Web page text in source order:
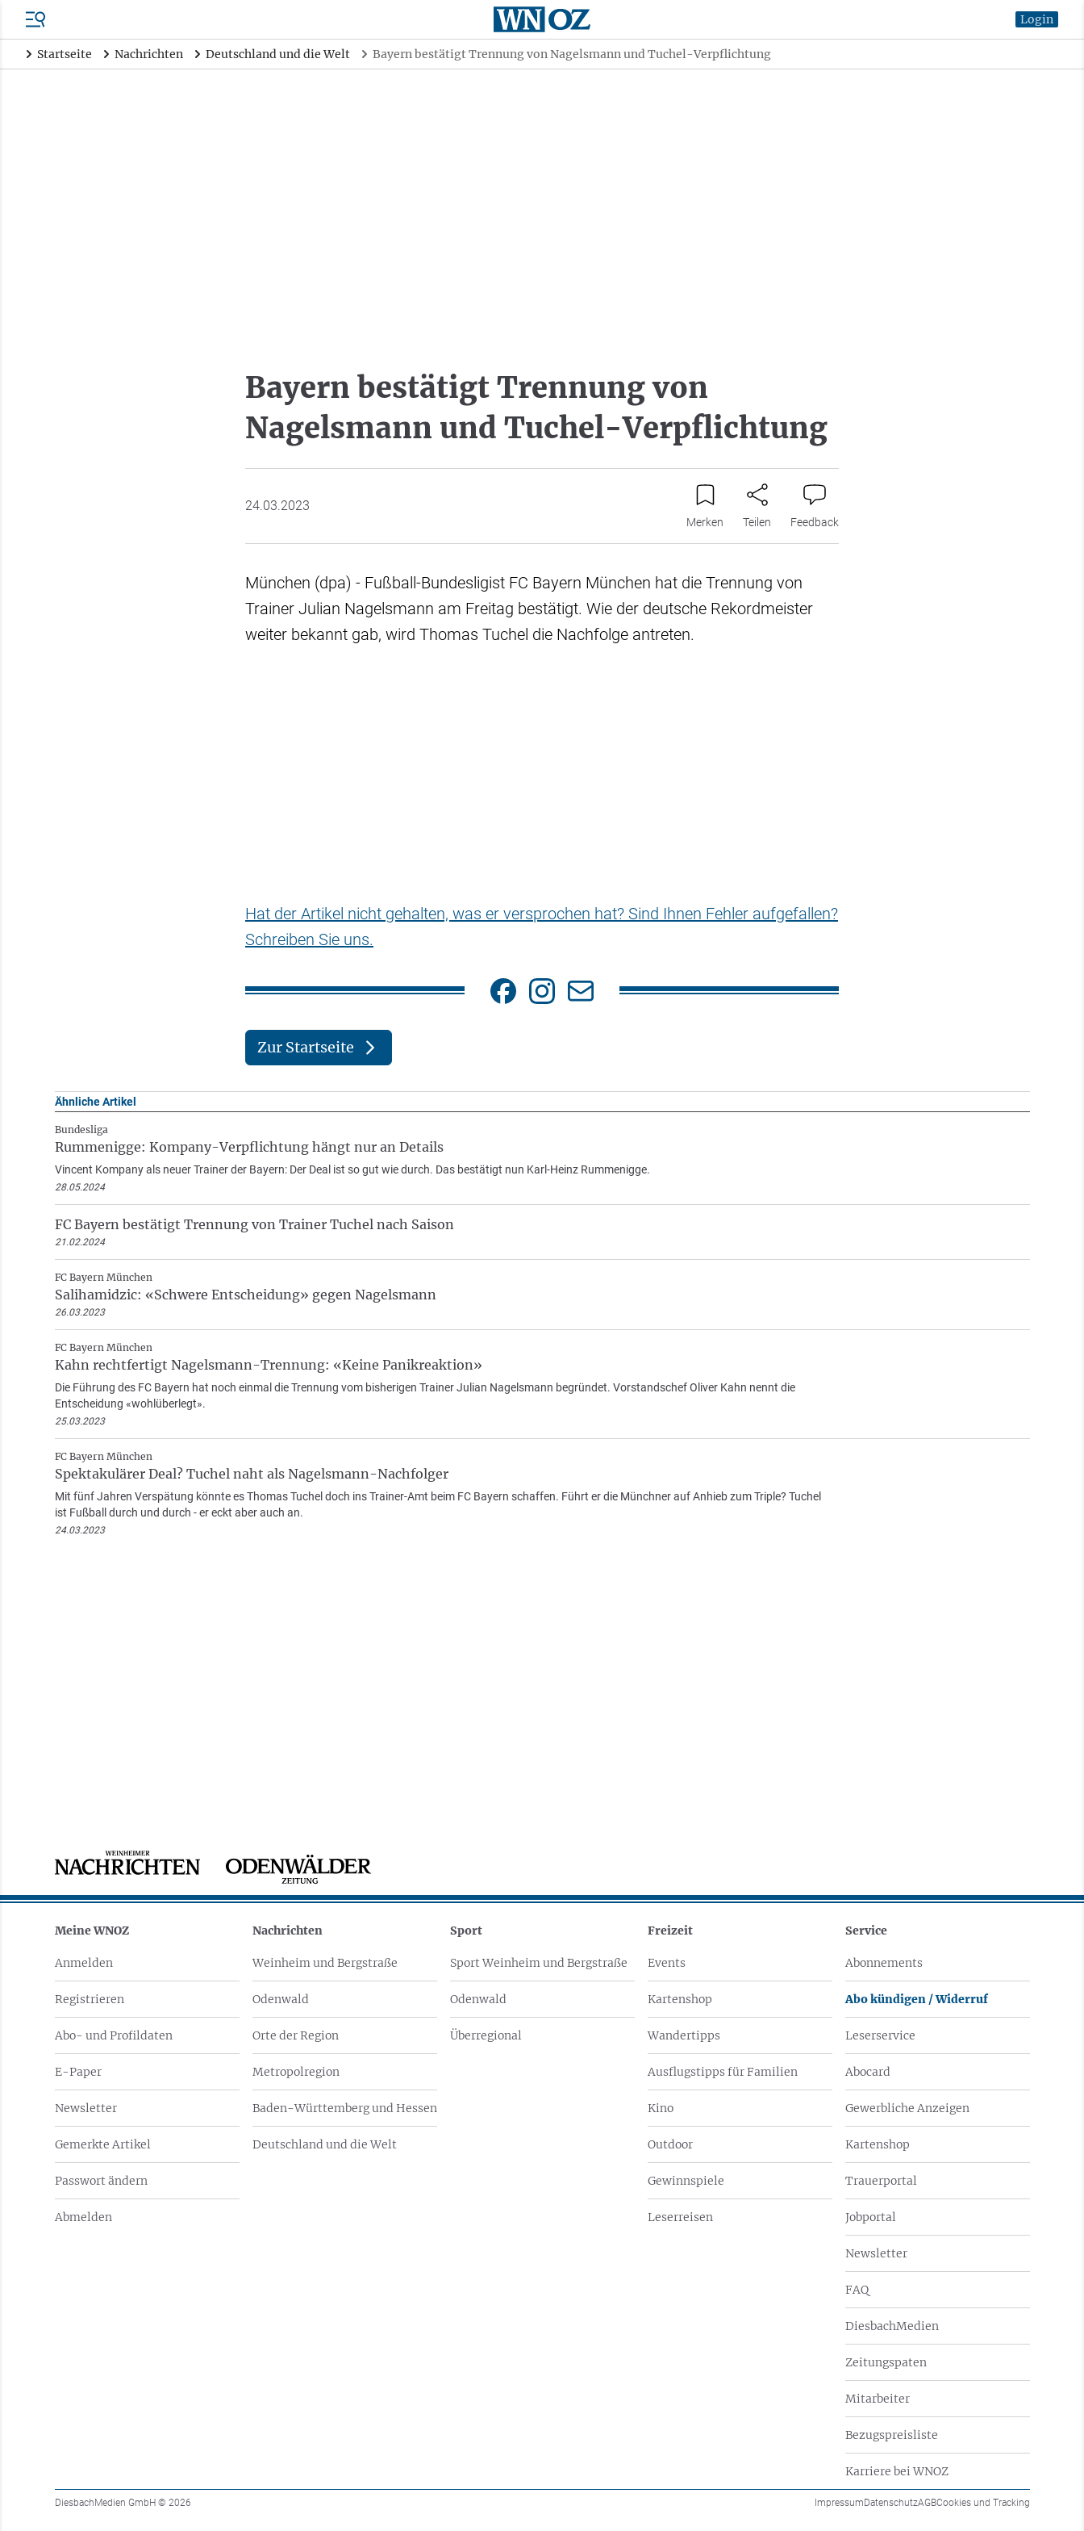
Login
Startseite Nachrichten Deutschland und die Welt Bayern bestätigt Trennung von Nagelsmann und Tuchel-Verpflichtung
Bayern bestätigt Trennung von
Nagelsmann und Tuchel-Verpflichtung
24.03.2023
Merken Teilen Feedback
München (dpa) - Fußball-Bundesligist FC Bayern München hat die Trennung von
Trainer Julian Nagelsmann am Freitag bestätigt. Wie der deutsche Rekordmeister
weiter bekannt gab, wird Thomas Tuchel die Nachfolge antreten.
Hat der Artikel nicht gehalten, was er versprochen hat? Sind Ihnen Fehler aufgefallen?
Schreiben Sie uns.
Zur Startseite
Ähnliche Artikel
Bundesliga
Rummenigge: Kompany-Verpflichtung hängt nur an Details
Vincent Kompany als neuer Trainer der Bayern: Der Deal ist so gut wie durch. Das bestätigt nun Karl-Heinz Rummenigge.
28.05.2024
FC Bayern bestätigt Trennung von Trainer Tuchel nach Saison
21.02.2024
FC Bayern München
Salihamidzic: «Schwere Entscheidung» gegen Nagelsmann
26.03.2023
FC Bayern München
Kahn rechtfertigt Nagelsmann-Trennung: «Keine Panikreaktion»
Die Führung des FC Bayern hat noch einmal die Trennung vom bisherigen Trainer Julian Nagelsmann begründet. Vorstandschef Oliver Kahn nennt die
Entscheidung «wohlüberlegt».
25.03.2023
FC Bayern München
Spektakulärer Deal? Tuchel naht als Nagelsmann-Nachfolger
Mit fünf Jahren Verspätung könnte es Thomas Tuchel doch ins Trainer-Amt beim FC Bayern schaffen. Führt er die Münchner auf Anhieb zum Triple? Tuchel
ist Fußball durch und durch - er eckt aber auch an.
24.03.2023
Meine WNOZ
Anmelden
Registrieren
Abo- und Profildaten
E-Paper
Newsletter
Gemerkte Artikel
Passwort ändern
Abmelden
Nachrichten
Weinheim und Bergstraße
Odenwald
Orte der Region
Metropolregion
Baden-Württemberg und Hessen
Deutschland und die Welt
Sport
Sport Weinheim und Bergstraße
Odenwald
Überregional
Freizeit
Events
Kartenshop
Wandertipps
Ausflugstipps für Familien
Kino
Outdoor
Gewinnspiele
Leserreisen
Service
Abonnements
Abo kündigen / Widerruf
Leserservice
Abocard
Gewerbliche Anzeigen
Kartenshop
Trauerportal
Jobportal
Newsletter
FAQ
DiesbachMedien
Zeitungspaten
Mitarbeiter
Bezugspreisliste
Karriere bei WNOZ
DiesbachMedien GmbH © 2026 ImpressumDatenschutzAGBCookies und Tracking